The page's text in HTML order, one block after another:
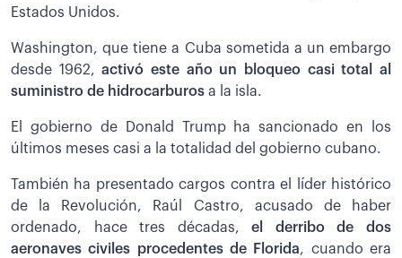
Estados Unidos.
Washington, que tiene a Cuba sometida a un embargo
desde 1962,activó este año un bloqueo casi total al
suministro de hidrocarburos a la isla.
El gobierno de Donald Trump ha sancionado en los
últimos meses casi a la totalidad del gobierno cubano.
También ha presentado cargos contra el líder histórico
de la Revolución, Raúl Castro, acusado de haber
ordenado, hace tres décadas,el derribo de dos
aeronaves civiles procedentes de Florida, cuando era